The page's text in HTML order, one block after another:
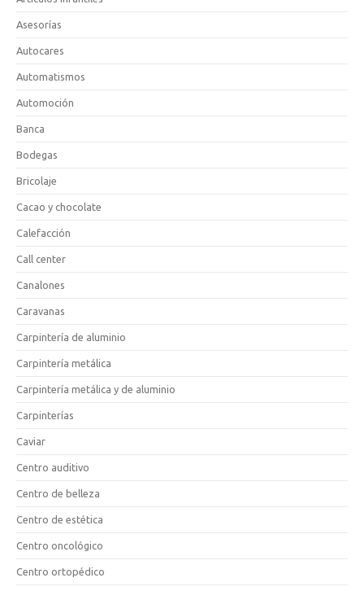
Asesorías
Autocares
Automatismos
Automoción
Banca
Bodegas
Bricolaje
Cacao y chocolate
Calefacción
Call center
Canalones
Caravanas
Carpintería de aluminio
Carpintería metálica
Carpintería metálica y de aluminio
Carpinterías
Caviar
Centro auditivo
Centro de belleza
Centro de estética
Centro oncológico
Centro ortopédico